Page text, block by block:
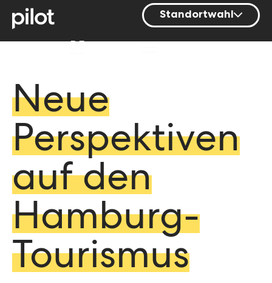
Standortwahl
Berlin
Nürnberg
Stuttgart
Neue
Perspektiven
auf den
Hamburg-
Tourismus